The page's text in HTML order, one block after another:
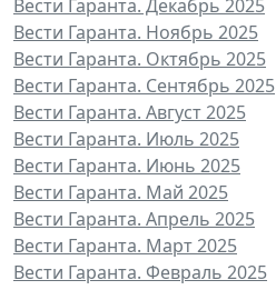
Вести Гаранта. Декабрь 2025
Вести Гаранта. Ноябрь 2025
Вести Гаранта. Октябрь 2025
Вести Гаранта. Сентябрь 2025
Вести Гаранта. Август 2025
Вести Гаранта. Июль 2025
Вести Гаранта. Июнь 2025
Вести Гаранта. Май 2025
Вести Гаранта. Апрель 2025
Вести Гаранта. Март 2025
Вести Гаранта. Февраль 2025